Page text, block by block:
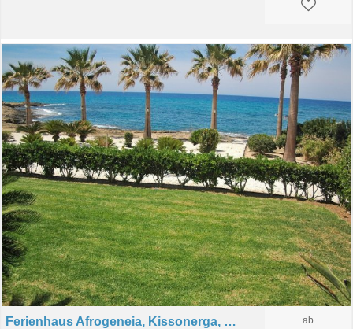
Ferienhaus Afrogeneia, Kissonerga, Paphos, Zypern ab